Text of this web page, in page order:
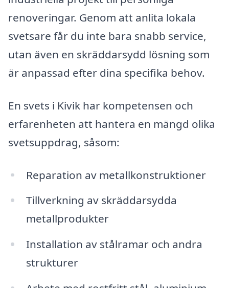
renoveringar. Genom att anlita lokala
svetsare får du inte bara snabb service,
utan även en skräddarsydd lösning som
är anpassad efter dina specifika behov.
En svets i Kivik har kompetensen och
erfarenheten att hantera en mängd olika
svetsuppdrag, såsom:
Reparation av metallkonstruktioner
Tillverkning av skräddarsydda
metallprodukter
Installation av stålramar och andra
strukturer